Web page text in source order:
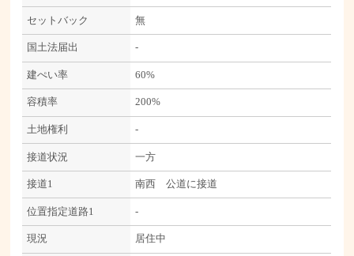
セットバック 無
国土法届出 -
建ぺい率 60%
容積率 200%
土地権利 -
接道状況 一方
接道1 南西 公道に接道
位置指定道路1 -
現況 居住中